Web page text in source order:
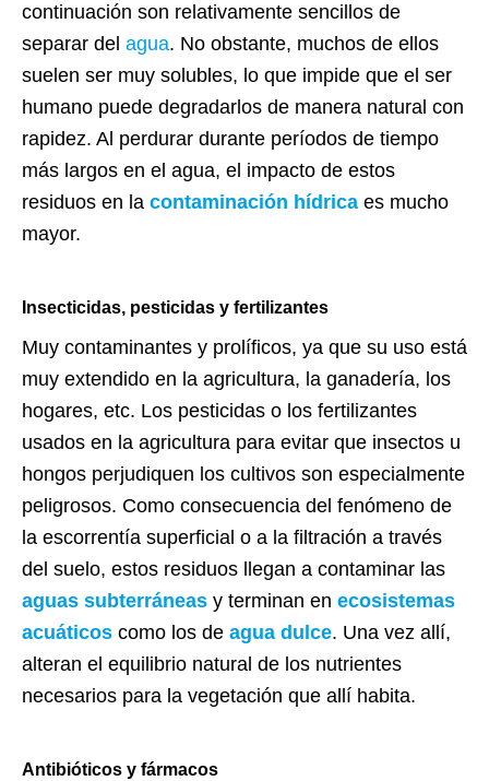
continuación son relativamente sencillos de
separar del agua. No obstante, muchos de ellos
suelen ser muy solubles, lo que impide que el ser
humano puede degradarlos de manera natural con
rapidez. Al perdurar durante períodos de tiempo
más largos en el agua, el impacto de estos
residuos en la contaminación hídrica es mucho
mayor.
Insecticidas, pesticidas y fertilizantes
Muy contaminantes y prolíficos, ya que su uso está
muy extendido en la agricultura, la ganadería, los
hogares, etc. Los pesticidas o los fertilizantes
usados en la agricultura para evitar que insectos u
hongos perjudiquen los cultivos son especialmente
peligrosos. Como consecuencia del fenómeno de
la escorrentía superficial o a la filtración a través
del suelo, estos residuos llegan a contaminar las
aguas subterráneas y terminan en ecosistemas
acuáticos como los de agua dulce. Una vez allí,
alteran el equilibrio natural de los nutrientes
necesarios para la vegetación que allí habita.
Antibióticos y fármacos